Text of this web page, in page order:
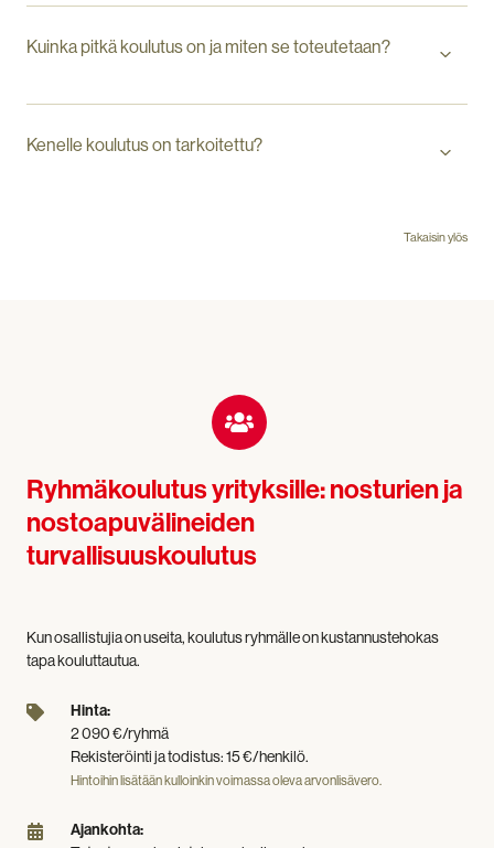
Kuinka pitkä koulutus on ja miten se toteutetaan?
Kenelle koulutus on tarkoitettu?
Takaisin ylös
Ryhmäkoulutus yrityksille: nosturien ja
nostoapuvälineiden
turvallisuuskoulutus
Kun osallistujia on useita, koulutus ryhmälle on kustannustehokas
tapa kouluttautua.
Hinta:
2 090 €/ryhmä
Rekisteröinti ja todistus: 15 €/henkilö.
Hintoihin lisätään kulloinkin voimassa oleva arvonlisävero.
Hinta:
€/ryhmä
ja
Ajankohta:
Ajankohta: